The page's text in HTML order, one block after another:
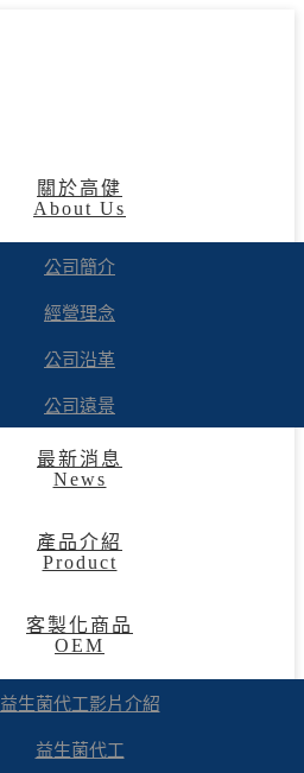
關於高健
About Us
公司簡介
經營理念
公司沿革
公司遠景
最新消息
News
產品介紹
Product
客製化商品
OEM
益生菌代工影片介紹
益生菌代工